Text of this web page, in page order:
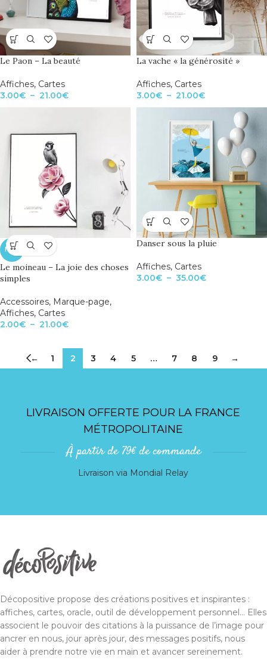
Le Paon – La beauté
Affiches, Cartes
3.00€ – 21.00€
La vache « la générosité »
Affiches, Cartes
3.00€ – 21.00€
NEW
Le moineau – La joie des choses
simples
Accessoires, Marque-page,
Affiches, Cartes
2.00€ – 21.00€
Danser sous la pluie
Affiches, Cartes
3.00€ – 35.00€
← 1 2 3 4 5 … 7 8 9 →
LIVRAISON OFFERTE POUR LA FRANCE
MÉTROPOLITAINE
À partir de 79€ de commande
Livraison via Mondial Relay
Décopositive propose des créations positives et inspirantes :
affiches, cartes, oracle, outil de développement personnel... Elles
associent le pouvoir des citations à la puissance de l’image pour
ancrer en nous, jour après jour, des messages positifs, nous
aider à prendre notre vie en main et avancer sereinement.